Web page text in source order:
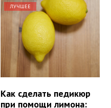
ЛУЧШЕЕ
Как сделать педикюр
при помощи лимона: